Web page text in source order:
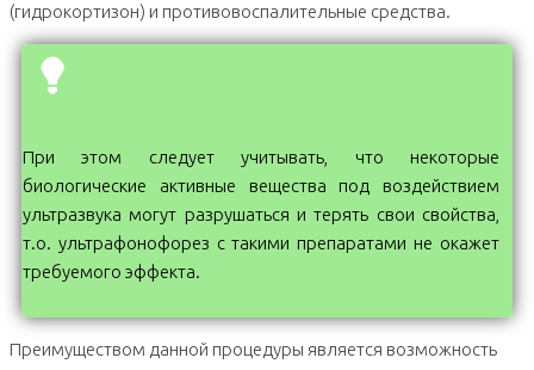
(гидрокортизон) и противовоспалительные средства.
При этом следует учитывать, что некоторые
биологические активные вещества под воздействием
ультразвука могут разрушаться и терять свои свойства,
т.о. ультрафонофорез с такими препаратами не окажет
требуемого эффекта.
Преимуществом данной процедуры является возможность